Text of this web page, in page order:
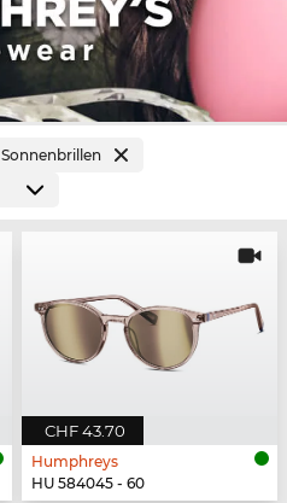
Sonnenbrillen
CHF 43.70
Humphreys
HU 584045 - 60